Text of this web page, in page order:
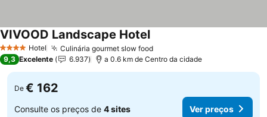
4 EstrelasHotel Culinária gourmet slow food
VIVOOD Landscape Hotel
9,3 Excelente 6.937 a 0.6 km de Centro da cidade
De € 162
Consulte os preços de 4 sites Ver preços